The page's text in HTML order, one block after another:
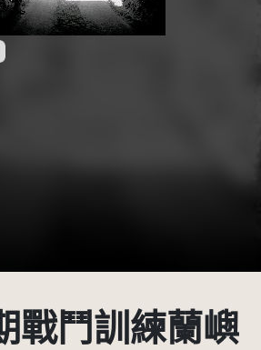
公眾領域標章(PDM)
戰鬥訓練蘭嶼